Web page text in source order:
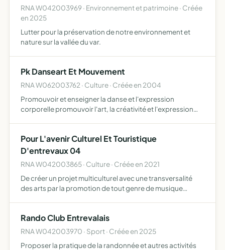
RNA W042003969 · Environnement et patrimoine · Créée
en 2025
Lutter pour la préservation de notre environnement et
nature sur la vallée du var.
Pk Danseart Et Mouvement
RNA W062003762 · Culture · Créée en 2004
Promouvoir et enseigner la danse et l'expression
corporelle promouvoir l'art, la créativité et l'expression
sophr…
Pour L'avenir Culturel Et Touristique
D'entrevaux 04
RNA W042003865 · Culture · Créée en 2021
De créer un projet multiculturel avec une transversalité
des arts par la promotion de tout genre de musique
Rando Club Entrevalais
RNA W042003970 · Sport · Créée en 2025
Proposer la pratique de la randonnée et autres activités